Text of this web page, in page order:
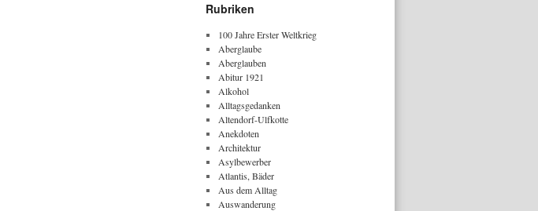
Rubriken
100 Jahre Erster Weltkrieg
Aberglaube
Aberglauben
Abitur 1921
Alkohol
Alltagsgedanken
Altendorf-Ulfkotte
Anekdoten
Architektur
Asylbewerber
Atlantis, Bäder
Aus dem Alltag
Auswanderung